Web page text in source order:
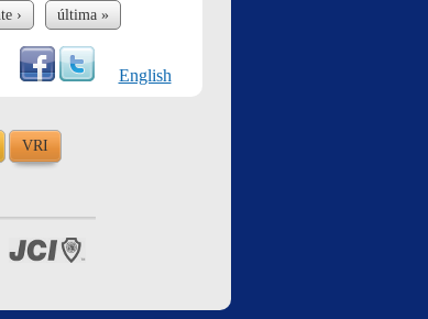
› última »
English
VRI